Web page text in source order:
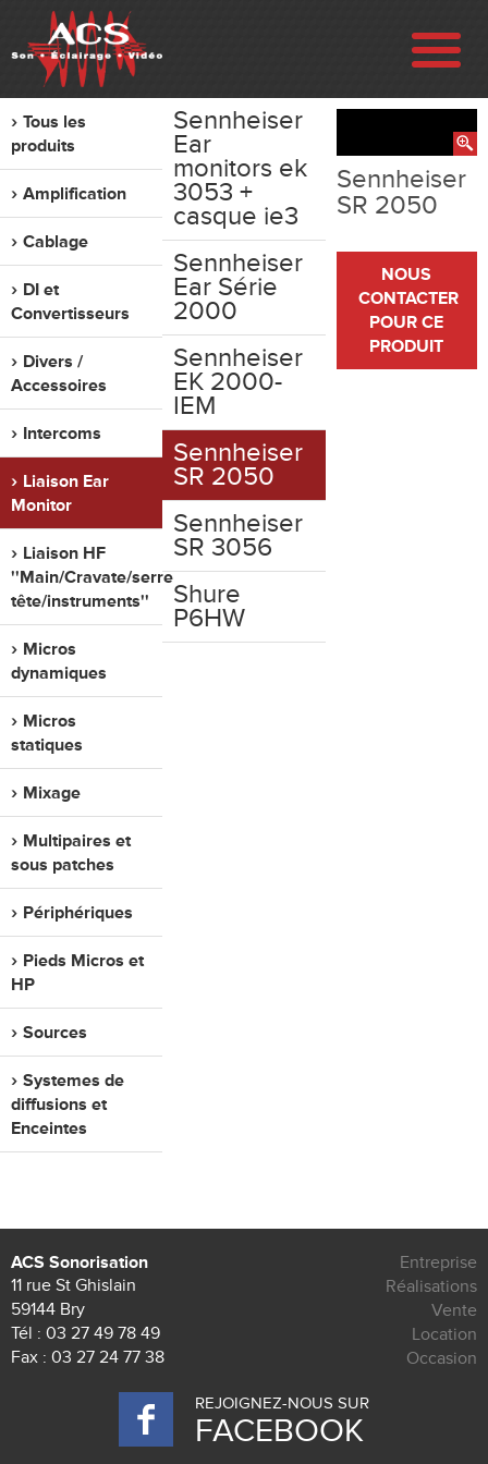
ENTREPRISE
RÉALISATIONS
VENTE
LOCATION
OCCASION
CONTACT
Tous les
produits
Amplification
Cablage
DI et
Convertisseurs
Divers /
Accessoires
Intercoms
Liaison Ear
Monitor
Liaison HF
''Main/Cravate/serre
tête/instruments''
Micros
dynamiques
Micros
statiques
Mixage
Multipaires et
sous patches
Périphériques
Pieds Micros et
HP
Sources
Systemes de
diffusions et
Enceintes
Sennheiser
Ear
monitors ek
3053 +
casque ie3
Sennheiser
Ear Série
2000
Sennheiser
EK 2000-
IEM
Sennheiser
SR 2050
Sennheiser
SR 3056
Shure
P6HW
Sennheiser
SR 2050
NOUS
CONTACTER
POUR CE
PRODUIT
ACS Sonorisation
11 rue St Ghislain
59144 Bry
Tél : 03 27 49 78 49
Fax : 03 27 24 77 38
Entreprise
Réalisations
Vente
Location
Occasion
REJOIGNEZ-NOUS SUR
FACEBOOK